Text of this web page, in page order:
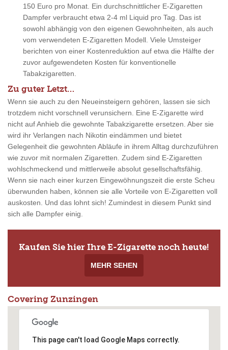
150 Euro pro Monat. Ein durchschnittlicher E-Zigaretten
Dampfer verbraucht etwa 2-4 ml Liquid pro Tag. Das ist
sowohl abhängig von den eigenen Gewohnheiten, als auch
vom verwendeten E-Zigaretten Modell. Viele Umsteiger
berichten von einer Kostenreduktion auf etwa die Hälfte der
zuvor aufgewendeten Kosten für konventionelle
Tabakzigaretten.
Zu guter Letzt…
Wenn sie auch zu den Neueinsteigern gehören, lassen sie sich
trotzdem nicht vorschnell verunsichern. Eine E-Zigarette wird
nicht auf Anhieb die gewohnte Tabakzigarette ersetzen. Aber sie
wird ihr Verlangen nach Nikotin eindämmen und bietet
Gelegenheit die gewohnten Abläufe in ihrem Alltag durchzuführen
wie zuvor mit normalen Zigaretten. Zudem sind E-Zigaretten
wohlschmeckend und mittlerweile absolut gesellschaftsfähig.
Wenn sie nach einer kurzen Eingewöhnungszeit die erste Scheu
überwunden haben, können sie alle Vorteile von E-Zigaretten voll
auskosten. Und das lohnt sich! Zumindest in diesem Punkt sind
sich alle Dampfer einig.
Kaufen Sie hier Ihre E-Zigarette noch heute!
MEHR SEHEN
Covering Zunzingen
This page can't load Google Maps correctly.